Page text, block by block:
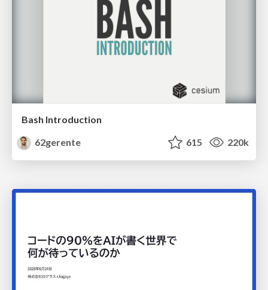
Bash Introduction
62gerente
615 220k